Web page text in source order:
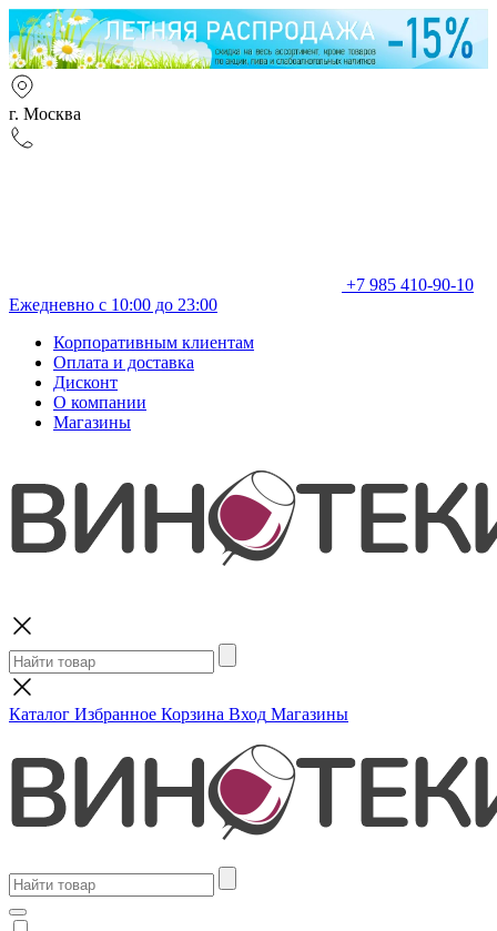
г. Москва
+7 985 410-90-10
Ежедневно с 10:00 до 23:00
Корпоративным клиентам
Оплата и доставка
Дисконт
О компании
Магазины
Каталог Избранное Корзина Вход Магазины